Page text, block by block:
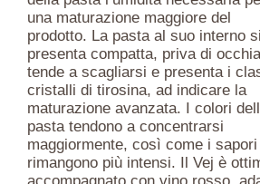
una maturazione maggiore del
prodotto. La pasta al suo interno si
presenta compatta, priva di
tende a scagliarsi e presenta i
cristalli di tirosina, ad indicare la
maturazione avanzata. I colori
pasta tendono a concentrarsi
maggiormente, così come i
rimangono più intensi. Il Vej è